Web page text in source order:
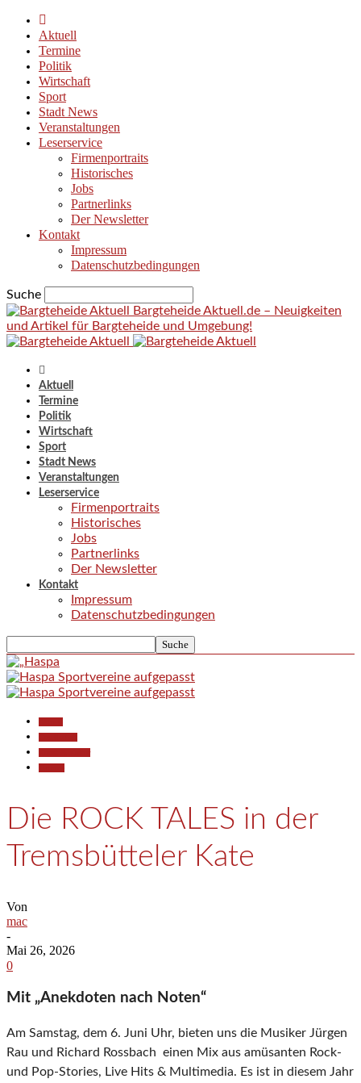
Aktuell
Termine
Politik
Wirtschaft
Sport
Stadt News
Veranstaltungen
Leserservice
Firmenportraits
Historisches
Jobs
Partnerlinks
Der Newsletter
Kontakt
Impressum
Datenschutzbedingungen
Suche
Bargteheide Aktuell.de – Neuigkeiten
und Artikel für Bargteheide und Umgebung!
Aktuell
Termine
Politik
Wirtschaft
Sport
Stadt News
Veranstaltungen
Leserservice
Firmenportraits
Historisches
Jobs
Partnerlinks
Der Newsletter
Kontakt
Impressum
Datenschutzbedingungen
Die ROCK TALES in der
Tremsbütteler Kate
Von
mac
-
Mai 26, 2026
0
Mit „Anekdoten nach Noten“
Am Samstag, dem 6. Juni Uhr, bieten uns die Musiker Jürgen
Rau und Richard Rossbach einen Mix aus amüsanten Rock-
und Pop-Stories, Live Hits & Multimedia. Es ist in diesem Jahr